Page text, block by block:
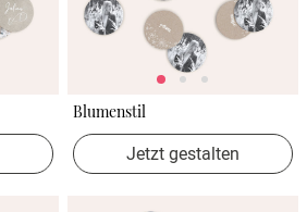
Blumenstil
Jetzt gestalten